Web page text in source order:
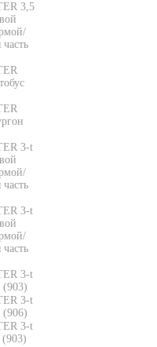
3,5
часть
3-t
часть
3-t
часть
3-t
(903)
3-t
(906)
3-t